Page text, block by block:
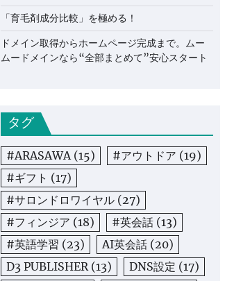
「育毛剤成分比較」を極める！
ドメイン取得からホームページ完成まで。ムー
ムードメインなら“全部まとめて”安心スタート
タグ
#ARASAWA(15) #アウトドア (19)
#ギフト (17)
#サロンドロワイヤル (27)
#フィンジア (18) #英会話 (13)
#英語学習 (23) AI英会話 (20)
D3 PUBLISHER(13) DNS設定 (17)